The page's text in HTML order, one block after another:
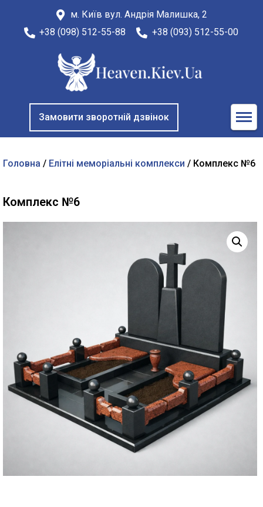
м. Київ вул. Андрія Малишка, 2
+38 (098) 512-55-88
+38 (093) 512-55-00
Замовити зворотній дзвінок
Головна / Елітні меморіальні комплекси / Комплекс №6
Комплекс №6